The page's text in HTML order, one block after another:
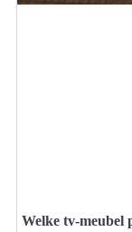
Welke tv-meubel